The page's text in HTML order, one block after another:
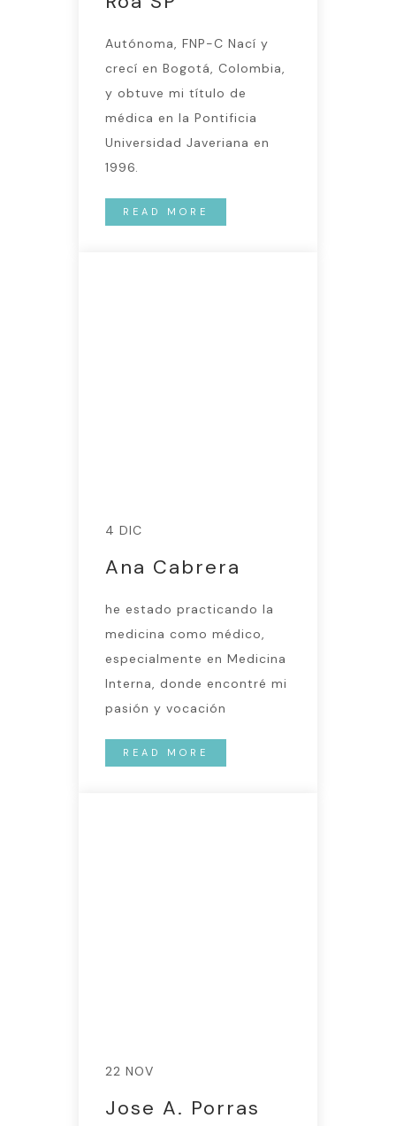
Autónoma, FNP-C Nací y
crecí en Bogotá, Colombia,
y obtuve mi título de
médica en la Pontificia
Universidad Javeriana en
1996.
READ MORE
4 DIC
Ana Cabrera
he estado practicando la
medicina como médico,
especialmente en Medicina
Interna, donde encontré mi
pasión y vocación
READ MORE
22 NOV
Jose A. Porras